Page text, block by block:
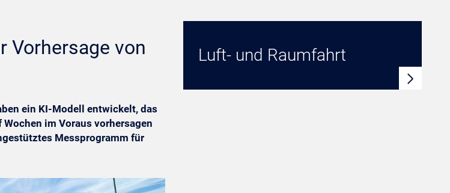
Vorhersage von
ein KI-Modell entwickelt, das
im Voraus vorhersagen
Messprogramm für
Luft- und Raumfahrt